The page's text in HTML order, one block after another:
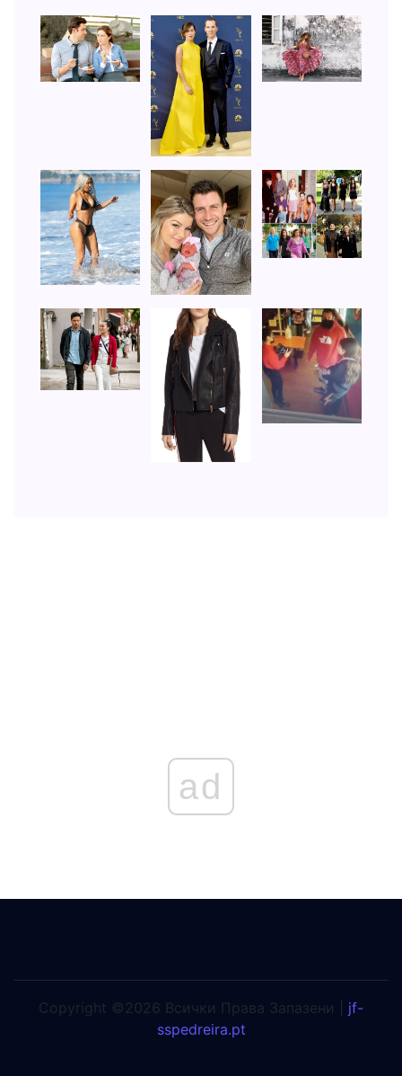
ad
Copyright ©2026 Всички Права Запазени | jf-
sspedreira.pt